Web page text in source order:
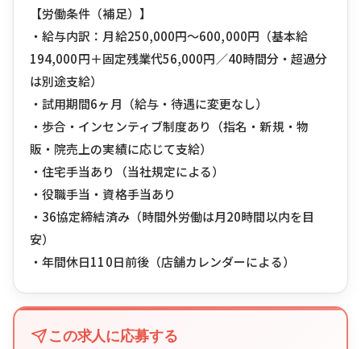
【労働条件（補足）】
・給与内訳：月給250,000円〜600,000円（基本給
194,000円＋固定残業代56,000円／40時間分・超過分
は別途支給）
・試用期間6ヶ月（給与・待遇に変更なし）
・歩合・インセンティブ制度あり（指名・新規・物
販・院売上の実績に応じて支給）
・住宅手当あり（当社規定による）
・役職手当・資格手当あり
・36協定締結済み（時間外労働は月20時間以内を目
安）
・年間休日110日前後（店舗カレンダーによる）
この求人に応募する